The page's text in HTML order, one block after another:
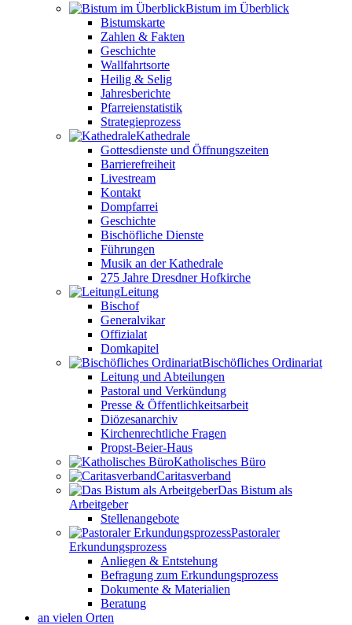
Bistum im Überblick
Bistumskarte
Zahlen & Fakten
Geschichte
Wallfahrtsorte
Heilig & Selig
Jahresberichte
Pfarreienstatistik
Strategieprozess
Kathedrale
Gottesdienste und Öffnungszeiten
Barrierefreiheit
Livestream
Kontakt
Dompfarrei
Geschichte
Bischöfliche Dienste
Führungen
Musik an der Kathedrale
275 Jahre Dresdner Hofkirche
Leitung
Bischof
Generalvikar
Offizialat
Domkapitel
Bischöfliches Ordinariat
Leitung und Abteilungen
Pastoral und Verkündung
Presse & Öffentlichkeitsarbeit
Diözesanarchiv
Kirchenrechtliche Fragen
Propst-Beier-Haus
Katholisches Büro
Caritasverband
Das Bistum als
Arbeitgeber
Stellenangebote
Pastoraler
Erkundungsprozess
Anliegen & Entstehung
Befragung zum Erkundungsprozess
Dokumente & Materialien
Beratung
an vielen Orten